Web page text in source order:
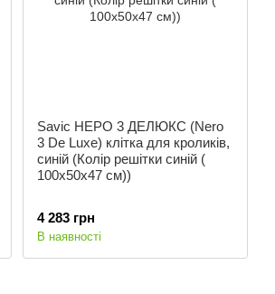
Savic НЕРО 3 ДЕЛЮКС (Nero
3 De Luxe) клітка для кроликів,
синій (Колір решітки синій (
100х50х47 см))
4 283 грн
В наявності